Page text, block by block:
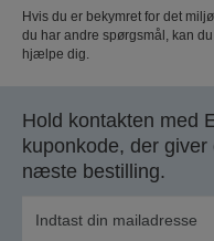
Hvis du er bekymret for det
du har andre spørgsmål, kan
hjælpe dig.
Hold kontakten med
kuponkode, der giver
næste bestilling.